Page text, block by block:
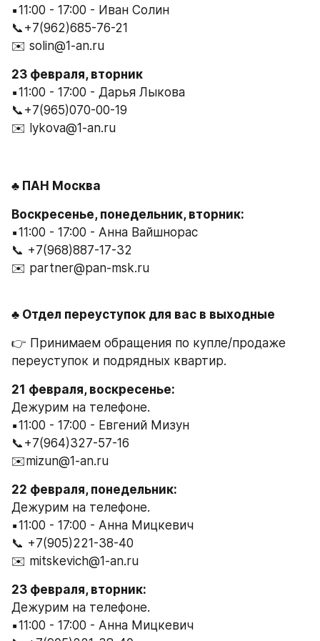
▪️11:00 - 17:00 - Иван Солин
📞+7(962)685-76-21
✉️ solin@1-an.ru
23 февраля, вторник
▪️11:00 - 17:00 - Дарья Лыкова
📞+7(965)070-00-19
✉️ lykova@1-an.ru
♣️ ПАН Москва
Воскресенье, понедельник, вторник:
▪️11:00 - 17:00 - Анна Вайшнорас
📞 +7(968)887-17-32
✉️ partner@pan-msk.ru
♣️ Отдел переуступок для вас в выходные
👉 Принимаем обращения по купле/продаже
переуступок и подрядных квартир.
21 февраля, воскресенье:
Дежурим на телефоне.
▪️11:00 - 17:00 - Евгений Мизун
📞+7(964)327-57-16
✉️mizun@1-an.ru
22 февраля, понедельник:
Дежурим на телефоне.
▪️11:00 - 17:00 - Анна Мицкевич
📞 +7(905)221-38-40
✉️ mitskevich@1-an.ru
23 февраля, вторник:
Дежурим на телефоне.
▪️11:00 - 17:00 - Анна Мицкевич